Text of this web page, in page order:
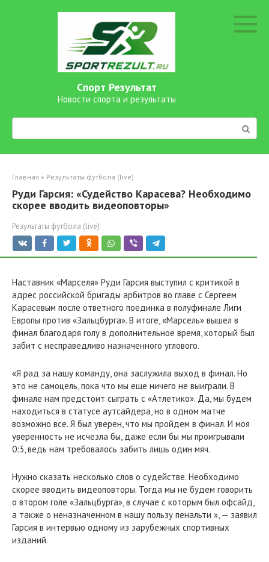
Спорт Результат
Новости спорта и результаты
Поиск:
Главная » Результаты футбола (live)
Руди Гарсия: «Судейство Карасева? Необходимо
скорее вводить видеоповторы»
Результаты футбола (live)
Наставник «Марселя» Руди Гарсия выступил с критикой в
адрес российской бригады арбитров во главе с Сергеем
Карасевым после ответного поединка в полуфинале Лиги
Европы против «Зальцбурга». В итоге, «Марсель» вышел в
финал благодаря голу в дополнительное время, который был
забит с несправедливо назначенного углового.
«Я рад за нашу команду, она заслужила выход в финал. Но
это не самоцель, пока что мы еще ничего не выиграли. В
финале нам предстоит сыграть с «Атлетико». Да, мы будем
находиться в статусе аутсайдера, но в одном матче
возможно все. Я был уверен, что мы пройдем в финал. И моя
уверенность не исчезла бы, даже если бы мы проигрывали
0:3, ведь нам требовалось забить лишь один мяч.
Нужно сказать несколько слов о судействе. Необходимо
скорее вводить видеоповторы. Тогда мы не будем говорить
о втором голе «Зальцбурга», в случае с которым был офсайд,
а также о неназначенном в нашу пользу пенальти », — заявил
Гарсия в интервью одному из зарубежных спортивных
изданий.